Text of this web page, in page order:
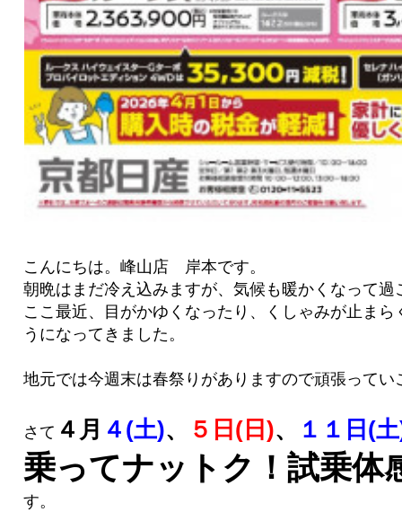
こんにちは。峰山店 岸本です。
朝晩はまだ冷え込みますが、気候も暖かくなって
ここ最近、目がかゆくなったり、くしゃみが止ま
うになってきました。
地元では今週末は春祭りがありますので頑張ってい
さて ４月 ４(土)、 ５日(日)、 １１日(
乗ってナットク！試乗体
す。